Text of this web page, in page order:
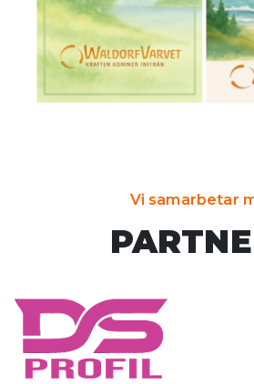
Vi samarbetar